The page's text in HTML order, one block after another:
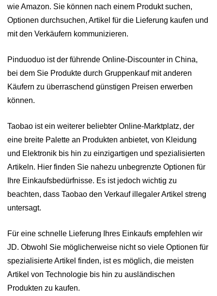
wie Amazon. Sie können nach einem Produkt suchen,
Optionen durchsuchen, Artikel für die Lieferung kaufen und
mit den Verkäufern kommunizieren.
Pinduoduo ist der führende Online-Discounter in China,
bei dem Sie Produkte durch Gruppenkauf mit anderen
Käufern zu überraschend günstigen Preisen erwerben
können.
Taobao ist ein weiterer beliebter Online-Marktplatz, der
eine breite Palette an Produkten anbietet, von Kleidung
und Elektronik bis hin zu einzigartigen und spezialisierten
Artikeln. Hier finden Sie nahezu unbegrenzte Optionen für
Ihre Einkaufsbedürfnisse. Es ist jedoch wichtig zu
beachten, dass Taobao den Verkauf illegaler Artikel streng
untersagt.
Für eine schnelle Lieferung Ihres Einkaufs empfehlen wir
JD. Obwohl Sie möglicherweise nicht so viele Optionen für
spezialisierte Artikel finden, ist es möglich, die meisten
Artikel von Technologie bis hin zu ausländischen
Produkten zu kaufen.